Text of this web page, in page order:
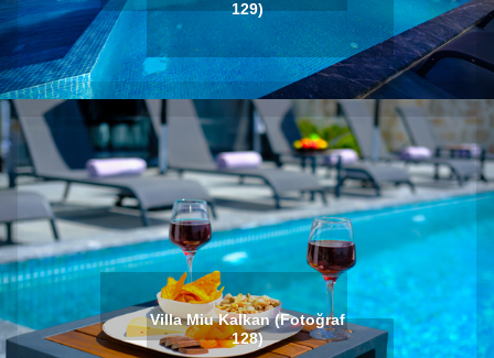
129)
Villa Miu Kalkan (Fotoğraf
128)